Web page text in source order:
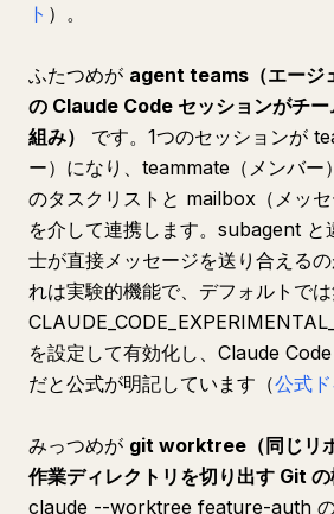
ト ）。
ふたつめが agent teams（エージ
の Claude Code セッションがチー
組み）
です。1つのセッションが
ー）になり、teammate（メンバー
のタスクリストと mailbox（メッセ
を介して連携します。subagent
士が直接メッセージを送り合える
れは実験的機能で、デフォルトでは
を設定して有効化し、Claude
だと公式が明記しています（公式
みっつめが git worktree（同じリ
作業ディレクトリを切り出す Git の
claude --worktree feature-auth の